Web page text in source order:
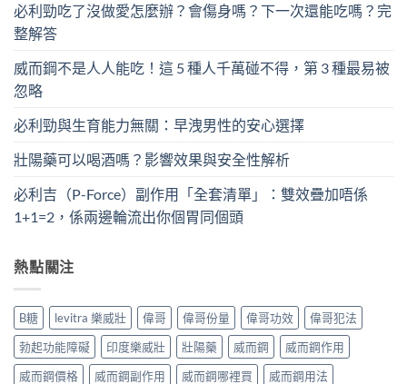
必利勁吃了沒做愛怎麼辦？會傷身嗎？下一次還能吃嗎？完
整解答
威而鋼不是人人能吃！這 5 種人千萬碰不得，第 3 種最易被
忽略
必利勁與生育能力無關：早洩男性的安心選擇
壯陽藥可以喝酒嗎？影響效果與安全性解析
必利吉（P-Force）副作用「全套清單」：雙效疊加唔係
1+1=2，係兩邊輪流出你個胃同個頭
熱點關注
B糖 levitra 樂威壯 偉哥 偉哥份量 偉哥功效
偉哥犯法
勃起功能障礙
印度樂威壯 壯陽藥 威而鋼
威而鋼作用
威而鋼價格
威而鋼副作用 威而鋼哪裡買
威而鋼用法